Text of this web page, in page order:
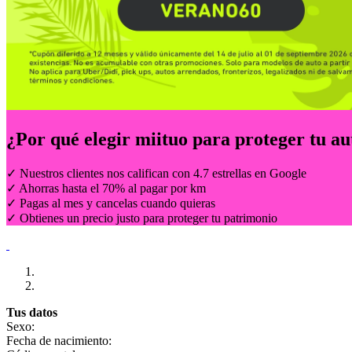
¿Por qué elegir miituo para proteger tu
✓ Nuestros clientes nos califican con 4.7 estrellas en Google
✓ Ahorras hasta el 70% al pagar por km
✓ Pagas al mes y cancelas cuando quieras
✓ Obtienes un precio justo para proteger tu patrimonio
Tus datos
Sexo:
Fecha de nacimiento: